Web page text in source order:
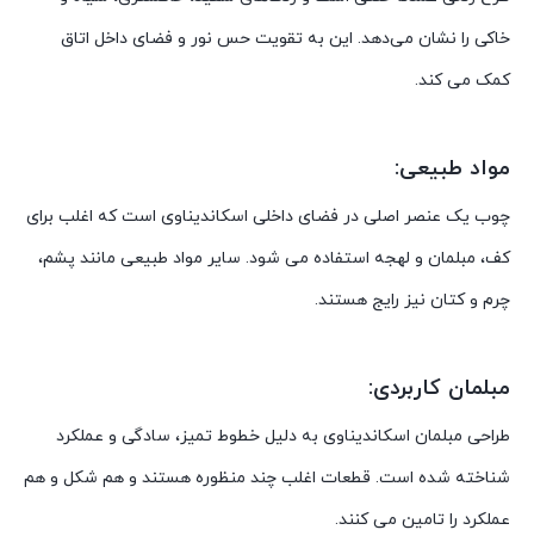
خاکی را نشان می‌دهد. این به تقویت حس نور و فضای داخل اتاق
کمک می کند.
مواد طبیعی:
چوب یک عنصر اصلی در فضای داخلی اسکاندیناوی است که اغلب برای
کف، مبلمان و لهجه استفاده می شود. سایر مواد طبیعی مانند پشم،
چرم و کتان نیز رایج هستند.
مبلمان کاربردی:
طراحی مبلمان اسکاندیناوی به دلیل خطوط تمیز، سادگی و عملکرد
شناخته شده است. قطعات اغلب چند منظوره هستند و هم شکل و هم
عملکرد را تامین می کنند.